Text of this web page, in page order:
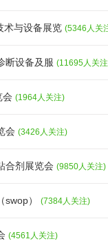
术与设备展览 (5346人关
断设备及服 (11695人关
会 (1964人关注)
会 (3426人关注)
合剂展览会 (9850人关注)
swop） (7384人关注)
(4561人关注)